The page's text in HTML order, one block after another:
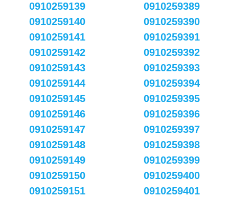
0910259139
0910259140
0910259141
0910259142
0910259143
0910259144
0910259145
0910259146
0910259147
0910259148
0910259149
0910259150
0910259151
0910259389
0910259390
0910259391
0910259392
0910259393
0910259394
0910259395
0910259396
0910259397
0910259398
0910259399
0910259400
0910259401